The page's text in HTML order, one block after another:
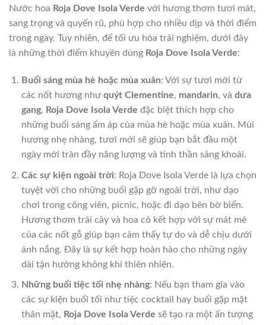
Nước hoa Roja Dove Isola Verde với hương thơm tươi mát,
sang trọng và quyến rũ, phù hợp cho nhiều dịp và thời điểm
trong ngày. Tuy nhiên, để tối ưu hóa trải nghiệm, dưới đây
là những thời điểm khuyên dùng Roja Dove Isola Verde:
Buổi sáng mùa hè hoặc mùa xuân: Với sự tươi mới từ
các nốt hương nhưquýt Clementine, mandarin, và dưa
gang, Roja Dove Isola Verde đặc biệt thích hợp cho
những buổi sáng ấm áp của mùa hè hoặc mùa xuân. Mùi
hương nhẹ nhàng, tươi mới sẽ giúp bạn bắt đầu một
ngày mới tràn đầy năng lượng và tinh thần sảng khoái.
Các sự kiện ngoài trời: Roja Dove Isola Verde là lựa chọn
tuyệt vời cho những buổi gặp gỡ ngoài trời, như dạo
chơi trong công viên, picnic, hoặc đi dạo bên bờ biển.
Hương thơm trái cây và hoa cỏ kết hợp với sự mát mẻ
của các nốt gỗ giúp bạn cảm thấy tự do và dễ chịu dưới
ánh nắng. Đây là sự kết hợp hoàn hảo cho những ngày
dài tận hưởng không khí thiên nhiên.
Những buổi tiệc tối nhẹ nhàng: Nếu bạn tham gia vào
các sự kiện buổi tối như tiệc cocktail hay buổi gặp mặt
thân mật, Roja Dove Isola Verde sẽ tạo ra một ấn tượng